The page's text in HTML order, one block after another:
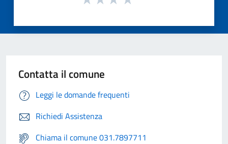
Contatta il comune
Leggi le domande frequenti
Richiedi Assistenza
Chiama il comune 031.7897711